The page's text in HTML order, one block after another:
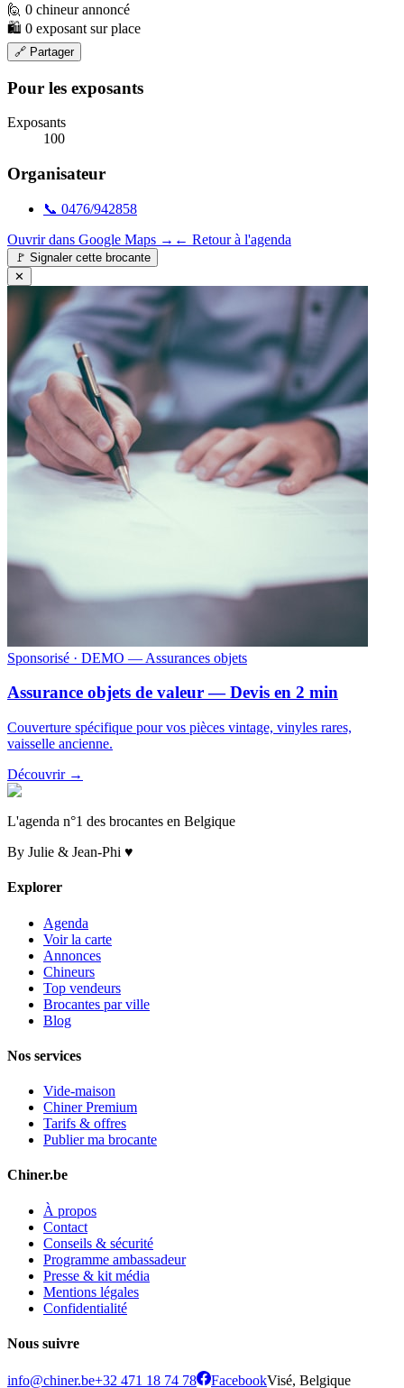
🙋 0 chineur annoncé
🛍️ 0 exposant sur place
🔗 Partager
Pour les exposants
Exposants
100
Organisateur
📞 0476/942858
Ouvrir dans Google Maps → ← Retour à l'agenda
🚩 Signaler cette brocante
✕
Sponsorisé · DEMO — Assurances objets
Assurance objets de valeur — Devis en 2 min
Couverture spécifique pour vos pièces vintage, vinyles rares,
vaisselle ancienne.
Découvrir →
L'agenda n°1 des brocantes en Belgique
By Julie & Jean-Phi ♥
Explorer
Agenda
Voir la carte
Annonces
Chineurs
Top vendeurs
Brocantes par ville
Blog
Nos services
Vide-maison
Chiner Premium
Tarifs & offres
Publier ma brocante
Chiner.be
À propos
Contact
Conseils & sécurité
Programme ambassadeur
Presse & kit média
Mentions légales
Confidentialité
Nous suivre
info@chiner.be+32 471 18 74 78 FacebookVisé, Belgique